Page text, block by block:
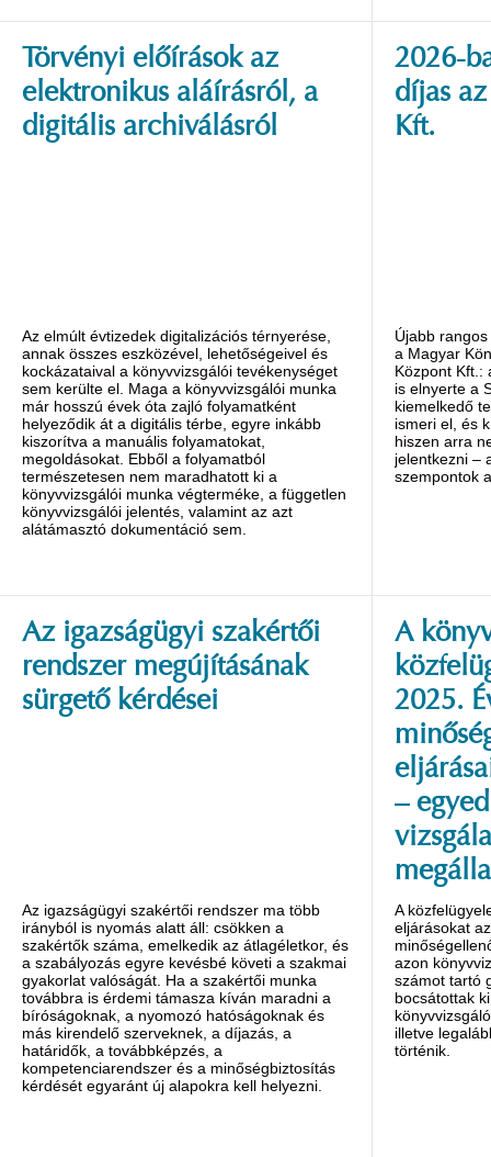
Törvényi előírások az
elektronikus aláírásról, a
digitális archiválásról
Az elmúlt évtizedek digitalizációs térnyerése,
annak összes eszközével, lehetőségeivel és
kockázataival a könyvvizsgálói tevékenységet
sem kerülte el. Maga a könyvvizsgálói munka
már hosszú évek óta zajló folyamatként
helyeződik át a digitális térbe, egyre inkább
kiszorítva a manuális folyamatokat,
megoldásokat. Ebből a folyamatból
természetesen nem maradhatott ki a
könyvvizsgálói munka végterméke, a független
könyvvizsgálói jelentés, valamint az azt
alátámasztó dokumentáció sem.
2026-
díjas
Kft.
Újabb
a Magyar
Központ Kft.:
is elnyerte a
kiemelkedő
ismeri el, és
hiszen arra
jelentkezni –
szempontok
Az igazságügyi szakértői
rendszer megújításának
sürgető kérdései
Az igazságügyi szakértői rendszer ma több
irányból is nyomás alatt áll: csökken a
szakértők száma, emelkedik az átlagéletkor, és
a szabályozás egyre kevésbé követi a szakmai
gyakorlat valóságát. Ha a szakértői munka
továbbra is érdemi támasza kíván maradni a
bíróságoknak, a nyomozó hatóságoknak és
más kirendelő szerveknek, a díjazás, a
határidők, a továbbképzés, a
kompetenciarendszer és a minőségbiztosítás
kérdését egyaránt új alapokra kell helyezni.
A
2025.
–
A
eljárásokat
azon
számot tartó
bocsátottak
illetve
történik.